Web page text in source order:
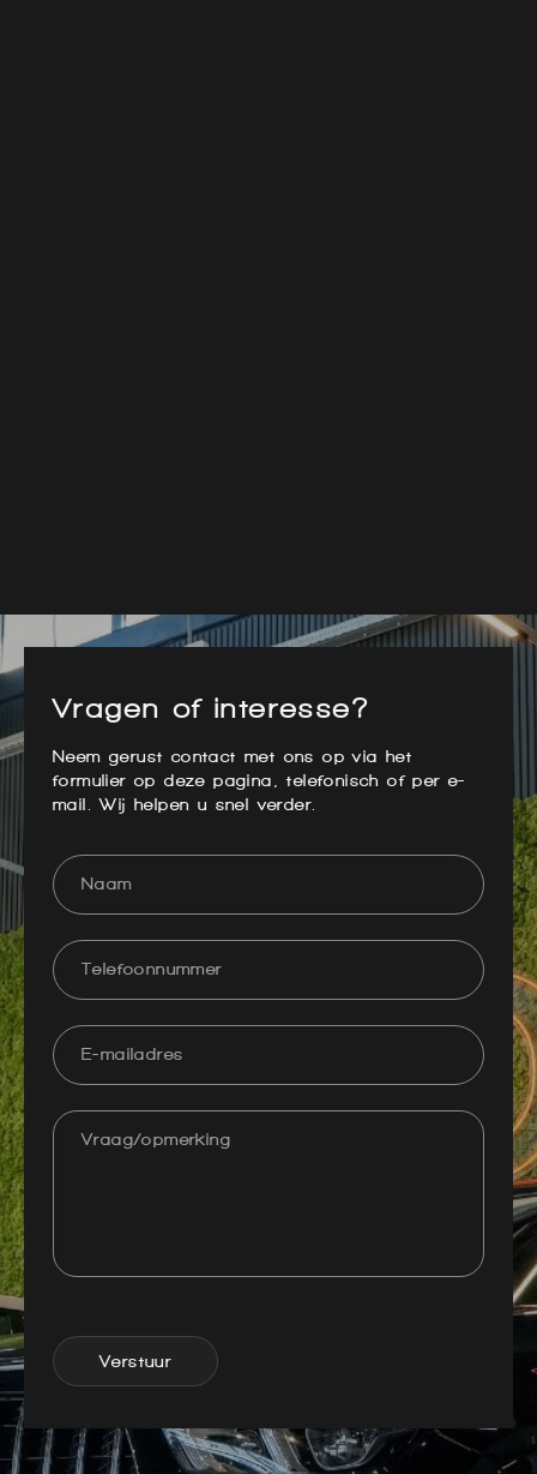
Vragen of interesse?
Neem gerust contact met ons op via het
formulier op deze pagina, telefonisch of per e-
mail. Wij helpen u snel verder.
Verstuur